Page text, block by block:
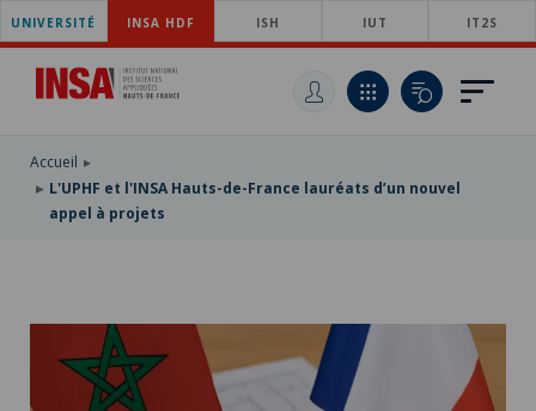
ACCÉDER
AU
MENU
PRINCIPAL
ALLER
CONTENU
ACCÉDER
RECHERCHE
UNIVERSITÉ INSA HDF ISH IUT IT2S
Accueil
L'UPHF et l'INSA Hauts-de-France lauréats d’un nouvel
appel à projets